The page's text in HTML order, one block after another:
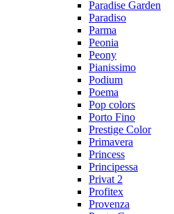
Paradise Garden
Paradiso
Parma
Peonia
Peony
Pianissimo
Podium
Poema
Pop colors
Porto Fino
Prestige Color
Primavera
Princess
Principessa
Privat 2
Profitex
Provenza